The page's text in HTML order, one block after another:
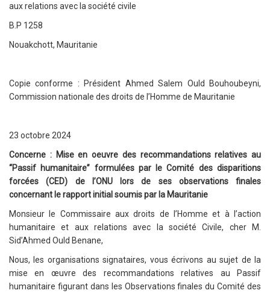
aux relations avec la société civile
B.P 1258
Nouakchott, Mauritanie
Copie conforme : Président Ahmed Salem Ould Bouhoubeyni,
Commission nationale des droits de l’Homme de Mauritanie
23 octobre 2024
Concerne : Mise en oeuvre des recommandations relatives au
“Passif humanitaire” formulées par le Comité des disparitions
forcées (CED) de l’ONU lors de ses observations finales
concernant le rapport initial soumis par la Mauritanie
Monsieur le Commissaire aux droits de l’Homme et à l’action
humanitaire et aux relations avec la société Civile, cher M.
Sid’Ahmed Ould Benane,
Nous, les organisations signataires, vous écrivons au sujet de la
mise en œuvre des recommandations relatives au Passif
humanitaire figurant dans les Observations finales du Comité des